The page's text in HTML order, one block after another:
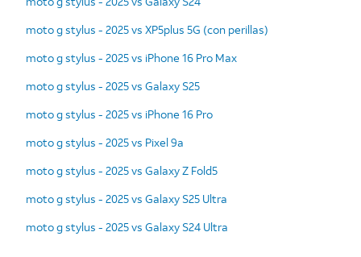
moto g stylus - 2025 vs XP5plus 5G (con perillas)
moto g stylus - 2025 vs iPhone 16 Pro Max
moto g stylus - 2025 vs Galaxy S25
moto g stylus - 2025 vs iPhone 16 Pro
moto g stylus - 2025 vs Pixel 9a
moto g stylus - 2025 vs Galaxy Z Fold5
moto g stylus - 2025 vs Galaxy S25 Ultra
moto g stylus - 2025 vs Galaxy S24 Ultra